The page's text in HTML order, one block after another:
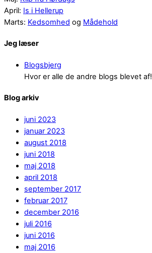
April: Is i Hellerup
Marts: Kedsomhed og Mådehold
Jeg læser
Blogsbjerg
Hvor er alle de andre blogs blevet
Blog arkiv
juni 2023
januar 2023
august 2018
juni 2018
maj 2018
april 2018
september 2017
februar 2017
december 2016
juli 2016
juni 2016
maj 2016